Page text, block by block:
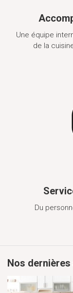
Une équipe
de la
Du
Nos